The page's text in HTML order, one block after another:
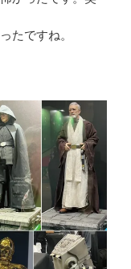
たですね。